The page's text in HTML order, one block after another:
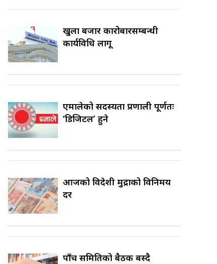
खुला बजार कारोबारसम्बन्धी
कार्यविधि लागू
एमालेको सदस्यता प्रणाली पूर्णतः
‘डिजिटल’ हुने
आजको विदेशी मुद्राको विनिमय
दर
पाँच समितिको बैठक बस्दै